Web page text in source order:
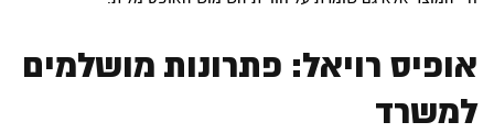
אופיס רויאל: פתרונות מושלמים
למשרד